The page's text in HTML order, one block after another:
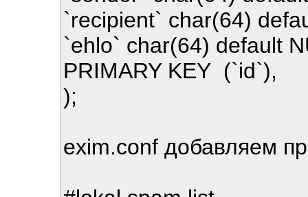
`recipient` char(64)
`ehlo` char(64) default
PRIMARY KEY (`id`),
);
exim.conf добавляем